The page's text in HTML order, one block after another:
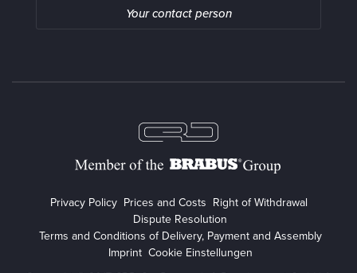
Your contact person
Privacy Policy Prices and Costs Right of Withdrawal
Dispute Resolution
Terms and Conditions of Delivery, Payment and Assembly
Imprint Cookie Einstellungen